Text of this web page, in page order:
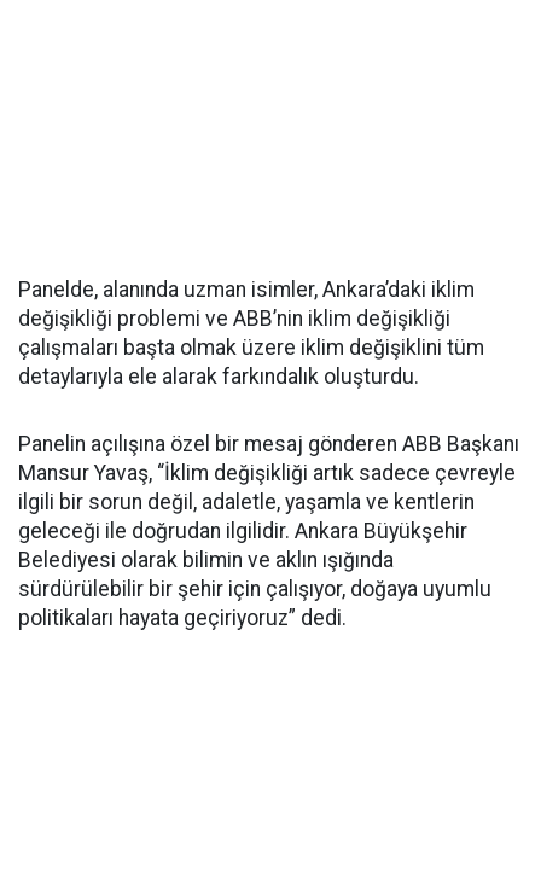
Panelde, alanında uzman isimler, Ankara’daki iklim
değişikliği problemi ve ABB’nin iklim değişikliği
çalışmaları başta olmak üzere iklim değişiklini tüm
detaylarıyla ele alarak farkındalık oluşturdu.
Panelin açılışına özel bir mesaj gönderen ABB Başkanı
Mansur Yavaş, “İklim değişikliği artık sadece çevreyle
ilgili bir sorun değil, adaletle, yaşamla ve kentlerin
geleceği ile doğrudan ilgilidir. Ankara Büyükşehir
Belediyesi olarak bilimin ve aklın ışığında
sürdürülebilir bir şehir için çalışıyor, doğaya uyumlu
politikaları hayata geçiriyoruz” dedi.